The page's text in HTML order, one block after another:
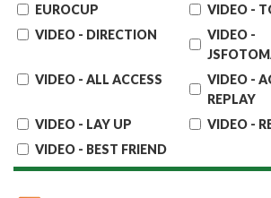
EUROCUP
VIDEO -
VIDEO - DIRECTION
VIDEO -
VIDEO - ALL ACCESS
VIDEO -
REPLAY
VIDEO - LAY UP
VIDEO -
VIDEO - BEST FRIEND